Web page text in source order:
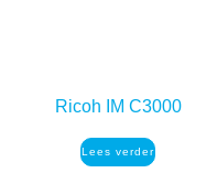
Ricoh IM C3000
Lees verder